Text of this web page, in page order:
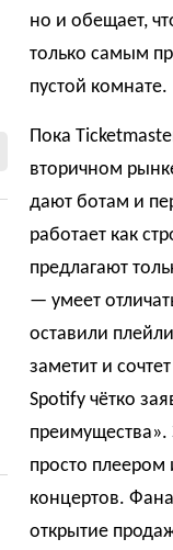
но и обещает,
только самым
пустой комнате.
Пока
вторичном
дают ботам и
работает как
предлагают
— умеет
оставили
заметит и
Spotify чётко
преимущества».
просто плеером
концертов.
открытие